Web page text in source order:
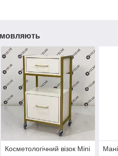
Косметологічний візок Mini